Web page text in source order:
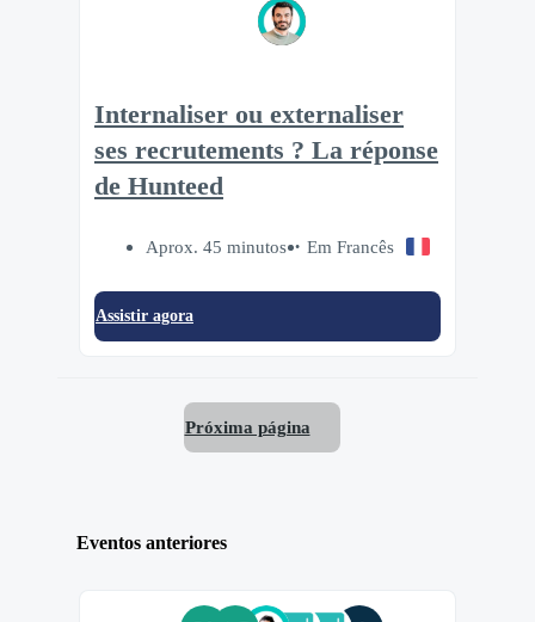
Internaliser ou externaliser
ses recrutements ? La réponse
de Hunteed
Aprox. 45 minutos Em Francês
Assistir agora
Próxima página
Eventos anteriores